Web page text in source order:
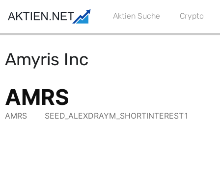
Aktien Suche Crypto
Amyris Inc